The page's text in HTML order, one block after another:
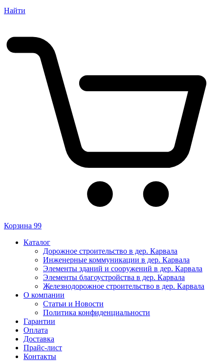
Найти
Корзина 99
Каталог
Дорожное строительство в дер. Карвала
Инженерные коммуникации в дер. Карвала
Элементы зданий и сооружений в дер. Карвала
Элементы благоустройства в дер. Карвала
Железнодорожное строительство в дер. Карвала
О компании
Статьи и Новости
Политика конфиденциальности
Гарантии
Оплата
Доставка
Прайс-лист
Контакты